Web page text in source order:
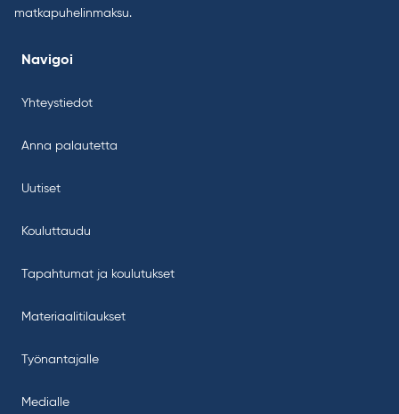
matkapuhelinmaksu.
Navigoi
Yhteystiedot
Anna palautetta
Uutiset
Kouluttaudu
Tapahtumat ja koulutukset
Materiaalitilaukset
Työnantajalle
Medialle